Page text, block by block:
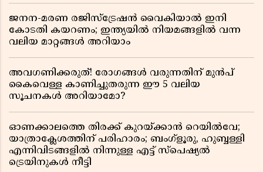
ജനന-മരണ രജിസ്ട്രേഷൻ വൈകിയാൽ ഇനി
കോടതി കയറണം; ഇന്ത്യയിൽ നിയമങ്ങളിൽ വന്ന
വലിയ മാറ്റങ്ങൾ അറിയാം
അവഗണിക്കരുത്! രോഗങ്ങൾ വരുന്നതിന് മുൻപ്
കൈവെള്ള കാണിച്ചുതരുന്ന ഈ 5 വലിയ
സൂചനകൾ അറിയാമോ?
ഓണക്കാലത്തെ തിരക്ക് കുറയ്ക്കാൻ റെയിൽവേ;
യാത്രാക്ലേശത്തിന് പരിഹാരം; ബംഗ്ളൂരു, ഹുബ്ബള്ളി
എന്നിവിടങ്ങളിൽ നിന്നുള്ള എട്ട് സ്പെഷ്യൽ
ട്രെയിനുകൾ നീട്ടി